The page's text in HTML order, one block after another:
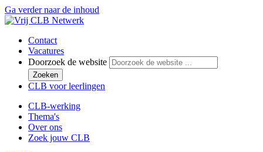
Ga verder naar de inhoud
Contact
Vacatures
Doorzoek de website
Zoeken
CLB voor leerlingen
CLB-werking
Thema's
Over ons
Zoek jouw CLB